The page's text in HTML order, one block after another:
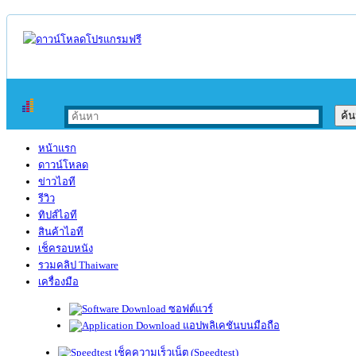
หน้าแรก
ดาวน์โหลด
ข่าวไอที
รีวิว
ทิปส์ไอที
สินค้าไอที
เช็ครอบหนัง
รวมคลิป Thaiware
เครื่องมือ
ซอฟต์แวร์
แอปพลิเคชันบนมือถือ
เช็คความเร็วเน็ต (Speedtest)